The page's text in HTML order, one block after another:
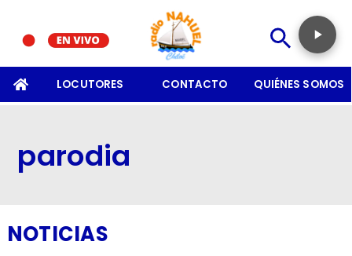
LOCUTORES CONTACTO QUIÉNES SOMOS
parodia
NOTICIAS